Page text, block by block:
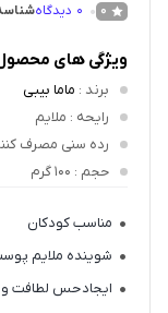
0
0 دیدگاه
ویژگی های
برند : ماما بیبی
رایحه : ملایم
رده سنی مصرف
حجم : 100 گرم
مناسب کودکان
شوینده ملایم
ایجاد حس لطافت